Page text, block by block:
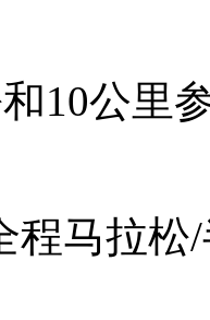
10公里
程马拉松